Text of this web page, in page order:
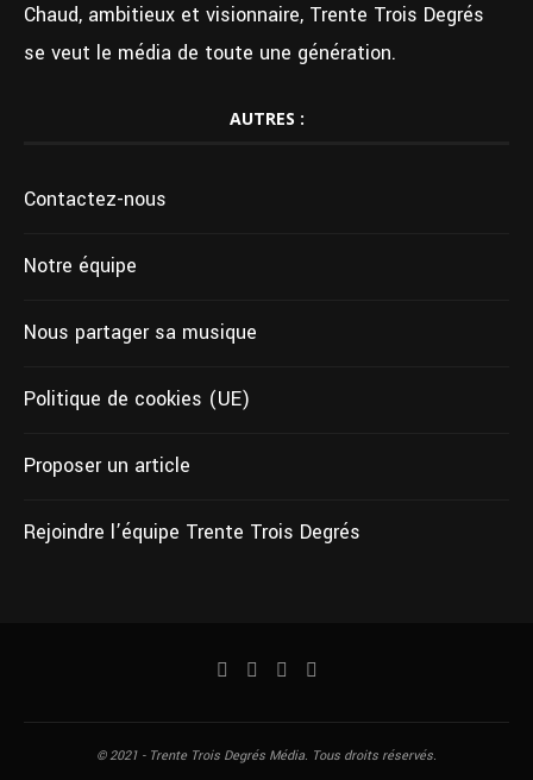
Chaud, ambitieux et visionnaire, Trente Trois Degrés
se veut le média de toute une génération.
AUTRES :
Contactez-nous
Notre équipe
Nous partager sa musique
Politique de cookies (UE)
Proposer un article
Rejoindre l’équipe Trente Trois Degrés
© 2021 - Trente Trois Degrés Média. Tous droits réservés.